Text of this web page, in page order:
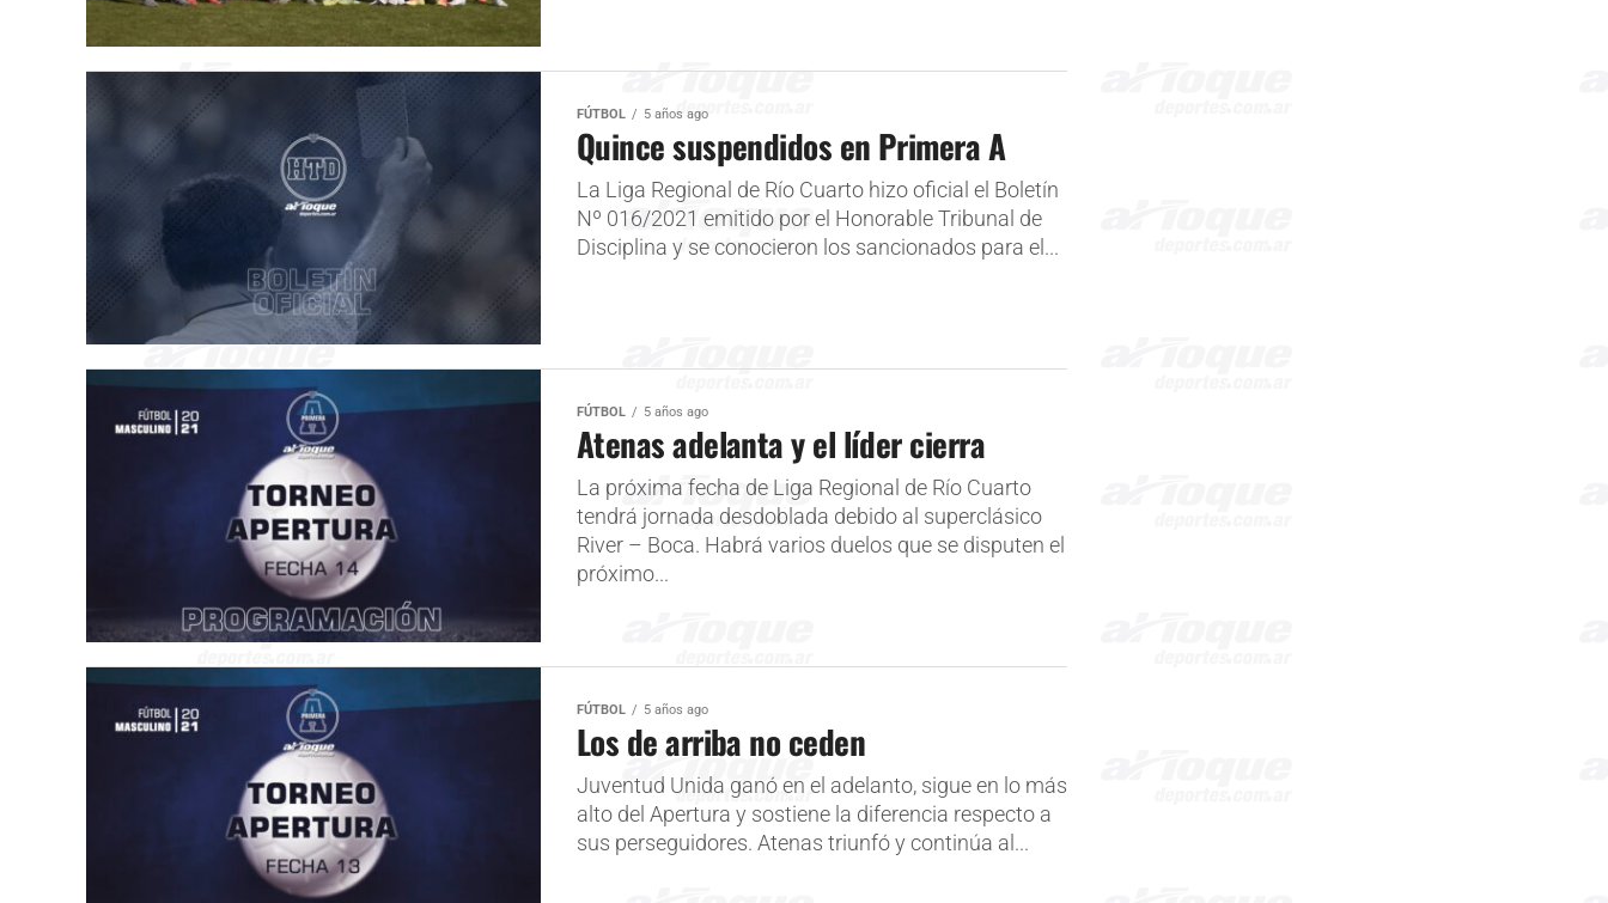
FÚTBOL 5 años ago
Quince suspendidos en Primera A
La Liga Regional de Río Cuarto hizo oficial el Boletín
Nº 016/2021 emitido por el Honorable Tribunal de
Disciplina y se conocieron los sancionados para el...
FÚTBOL 5 años ago
Atenas adelanta y el líder cierra
La próxima fecha de Liga Regional de Río Cuarto
tendrá jornada desdoblada debido al superclásico
River – Boca. Habrá varios duelos que se disputen el
próximo...
FÚTBOL 5 años ago
Los de arriba no ceden
Juventud Unida ganó en el adelanto, sigue en lo más
alto del Apertura y sostiene la diferencia respecto a
sus perseguidores. Atenas triunfó y continúa al...